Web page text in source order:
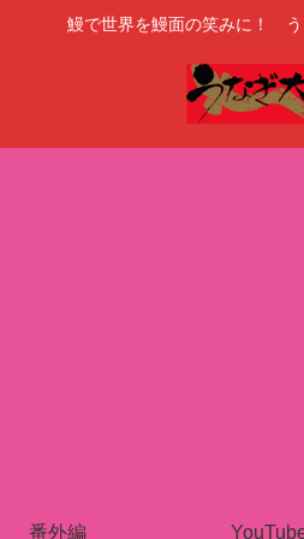
鰻で世界を鰻面の笑みに！ う
番外編